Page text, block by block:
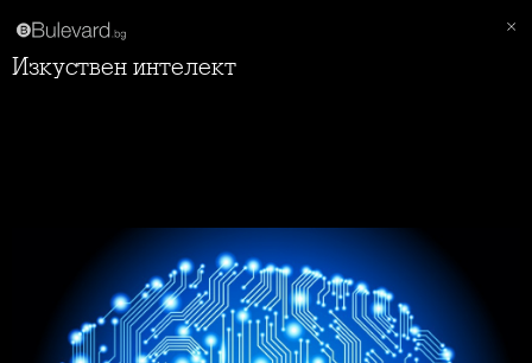
Изкуствен интелект